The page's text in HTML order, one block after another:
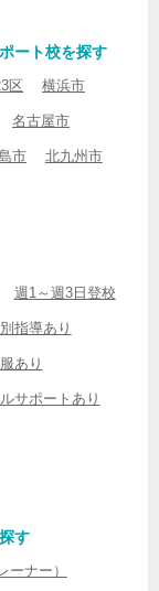
ート校を探す
区 横浜市
名古屋市
市 北九州市
週1～週3日登校
指導あり
あり
サポートあり
す
ーナー）